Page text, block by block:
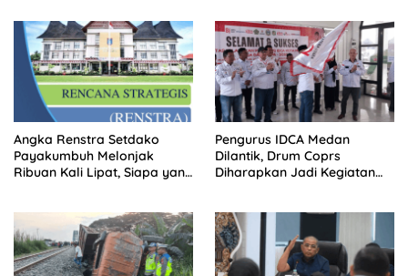
Angka Renstra Setdako
Payakumbuh Melonjak
Ribuan Kali Lipat, Siapa yang
Pengurus IDCA Medan
Dilantik, Drum Coprs
Diharapkan Jadi Kegiatan